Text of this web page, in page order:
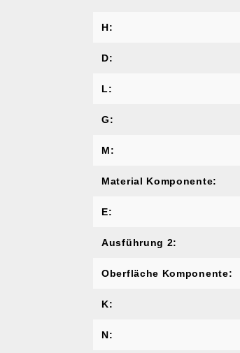
H:
D:
L:
G:
M:
Material Komponente:
E:
Ausführung 2:
Oberfläche Komponente:
K:
N: